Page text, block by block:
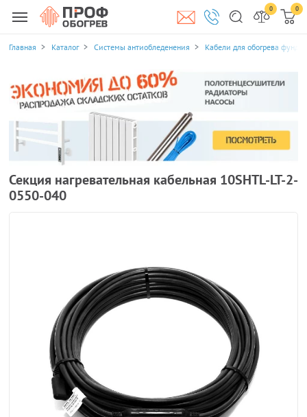
0 0
Главная Каталог Системы антиобледенения Кабели для обогрева
Секция нагревательная кабельная 10SHTL-LT-2-
0550-040